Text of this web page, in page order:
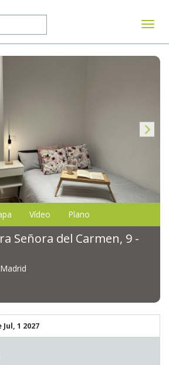
Vídeo Plano
Señora del Carmen, 9 -
1 2027